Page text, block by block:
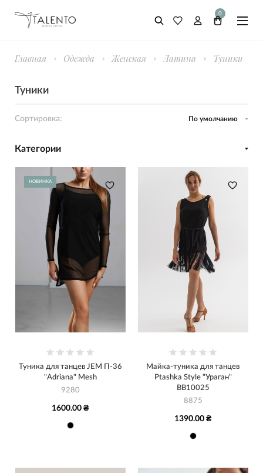
0
Главная Одежда Женская Латина Туники
Туники
Сортировка: По умолчанию
Категории
НОВИНКА
Туника для танцев JEM П-36
"Adriana" Mesh
9280
1600.00 ₴
Майка-туника для танцев
Ptashka Style "Ураган"
BB10025
8875
1390.00 ₴